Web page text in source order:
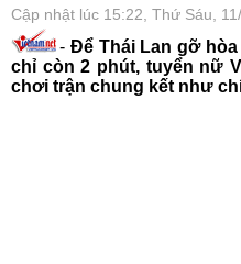
Cập nhật lúc 15:22, Thứ Sáu,
- Để Thái Lan gỡ
chỉ còn 2 phút, tuyển nữ
chơi trận chung kết như